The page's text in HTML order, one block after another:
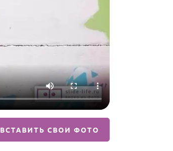
ВСТАВИТЬ СВОИ ФОТО